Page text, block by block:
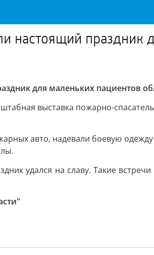
настоящий праздник
для маленьких пациентов
выставка пожарно-
авто, надевали боевую
удался на славу. Такие